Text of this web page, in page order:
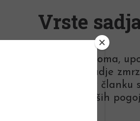
Vrste
sadja doma,
in kakije. Ostalo sadje
podobno. Podatki v
zdržijo najdlje v naših